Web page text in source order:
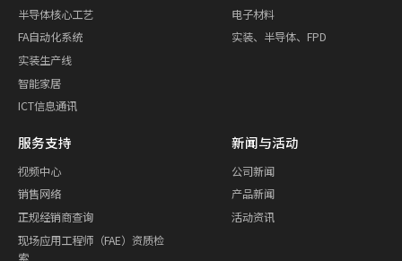
半导体核心工艺
FA自动化系统
实装生产线
智能家居
ICT信息通讯
电子材料
实装、半导体、FPD
服务支持
视频中心
销售网络
正规经销商查询
现场应用工程师（FAE）资质检
索
新闻与活动
公司新闻
产品新闻
活动资讯